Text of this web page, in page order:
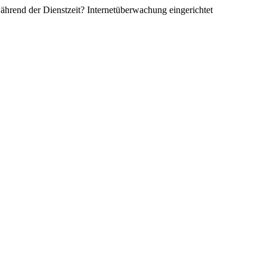
der Dienstzeit? Internetüberwachung eingerichtet